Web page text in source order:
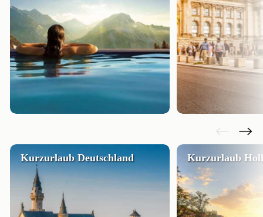
Kurzurlaub Deutschland Kurzurlaub